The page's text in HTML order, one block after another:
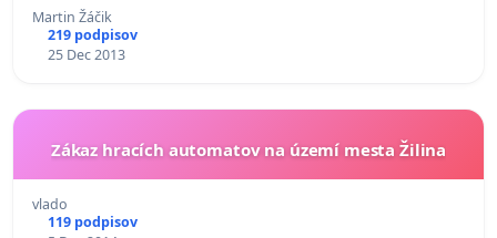
Martin Žáčik
219 podpisov
25 Dec 2013
Zákaz hracích automatov na území mesta Žilina
vlado
119 podpisov